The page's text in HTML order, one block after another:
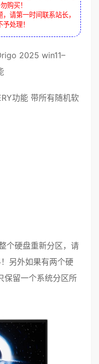
购买！
请第一时间联系站长，
处理！
2025 win11–
功能 带所有随机软
个硬盘重新分区，请
另外如果有两个硬
保留一个系统分区所